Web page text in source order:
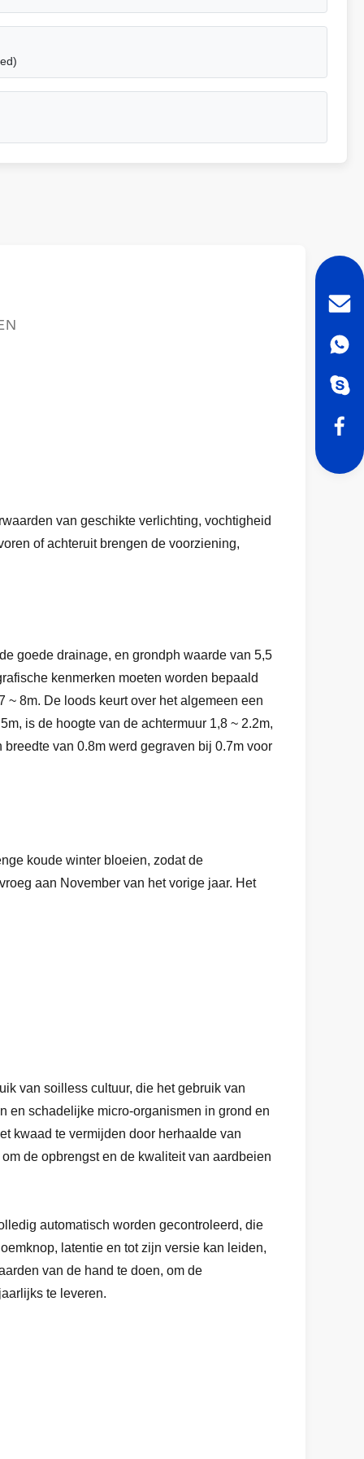
van geschikte verlichting, vochtigheid
of achteruit brengen de voorziening,
goede drainage, en grondph waarde van 5,5
kenmerken moeten worden bepaald
8m. De loods keurt over het algemeen een
is de hoogte van de achtermuur 1,8 ~ 2.2m,
van 0.8m werd gegraven bij 0.7m voor
koude winter bloeien, zodat de
aan November van het vorige jaar. Het
van soilless cultuur, die het gebruik van
en schadelijke micro-organismen in grond en
kwaad te vermijden door herhaalde van
de opbrengst en de kwaliteit van aardbeien
automatisch worden gecontroleerd, die
latentie en tot zijn versie kan leiden,
van de hand te doen, om de
te leveren.